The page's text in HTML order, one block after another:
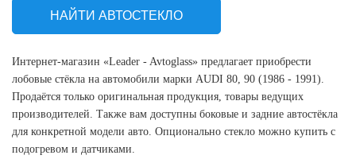
НАЙТИ АВТОСТЕКЛО
Интернет-магазин «Leader - Avtoglass» предлагает приобрести
лобовые стёкла на автомобили марки AUDI 80, 90 (1986 - 1991).
Продаётся только оригинальная продукция, товары ведущих
производителей. Также вам доступны боковые и задние автостёкла
для конкретной модели авто. Опционально стекло можно купить с
подогревом и датчиками.